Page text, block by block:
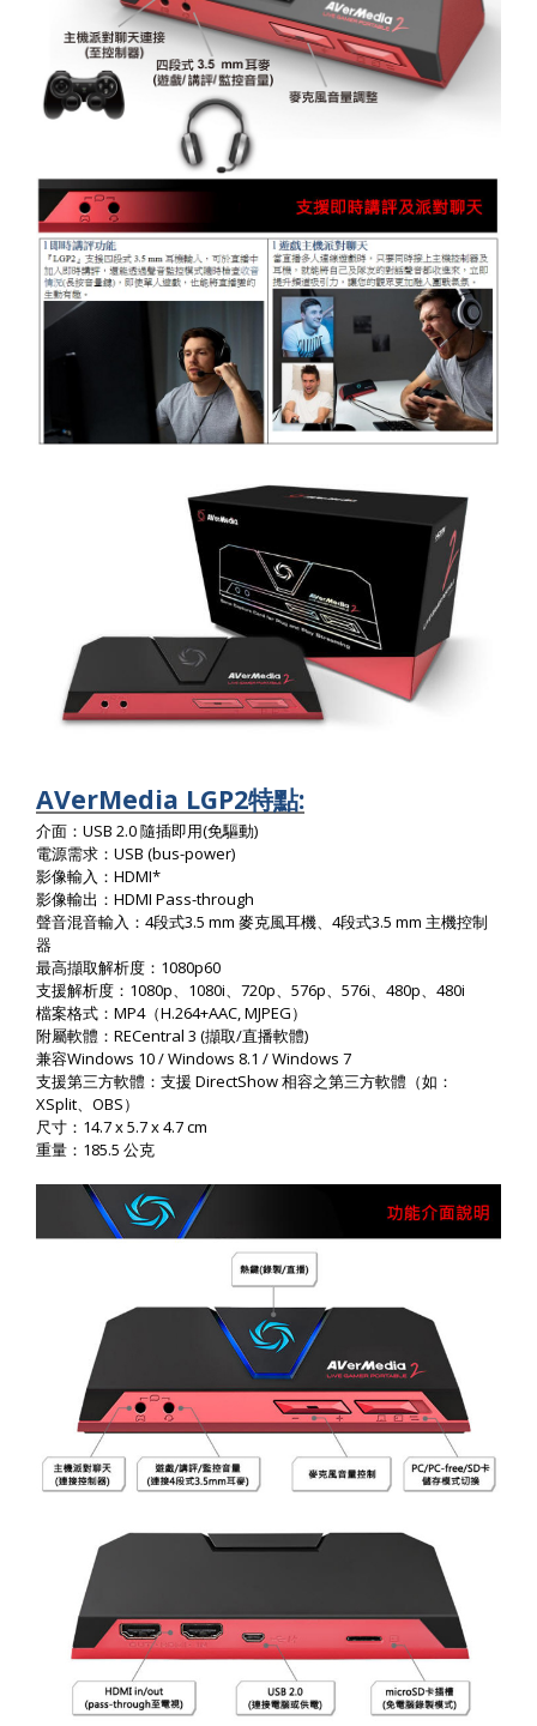
AVerMedia LGP2特點:
介面： USB 2.0 隨插即用(免驅動)
電源需求： USB (bus-power)
影像輸入： HDMI*
影像輸出： HDMI Pass-through
聲音混音輸入： 4段式3.5 mm 麥克風耳機、 4段式3.5 mm 主機控制
器
最高擷取解析度： 1080p60
支援解析度： 1080p 1080i 720p 576p 576i 480p 480i
檔案格式： MP4（H.264+AAC, MJPEG ）
附屬軟體： RECentral 3 (擷取/直播軟體)
兼容Windows 10 / Windows 8.1 / Windows 7
支援第三方軟體：支援 DirectShow 相容之第三方軟體（如：
XSplit OBS ）
尺寸： 14.7 x 5.7 x 4.7 cm
重量： 185.5 公克